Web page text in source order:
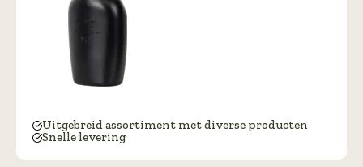
Uitgebreid assortiment met diverse producten
Snelle levering